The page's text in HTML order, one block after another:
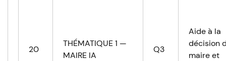
20
THÉMATIQUE 1 —
MAIRE IA
Q3
Aide à la
décision
maire et